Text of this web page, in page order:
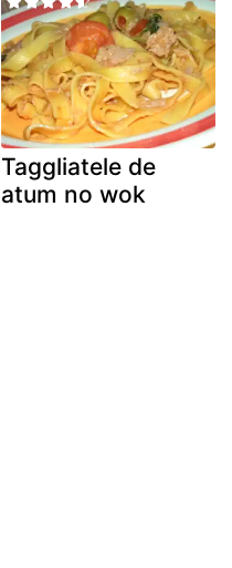
Taggliatele de
atum no wok